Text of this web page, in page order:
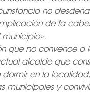
no desdeña
de la
municipio».
que no convence a
alcalde que
dormir en la
municipales y